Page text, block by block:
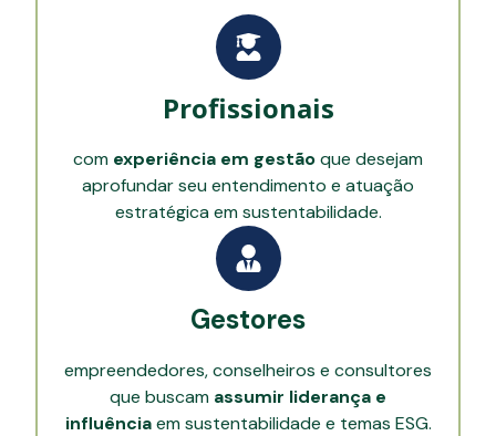
Profissionais
com experiência em gestãoque desejam
aprofundar seu entendimento e atuação
estratégica em sustentabilidade.
Gestores
empreendedores, conselheiros e consultores
que buscam assumir liderança e
influênciaem sustentabilidade e temas ESG.